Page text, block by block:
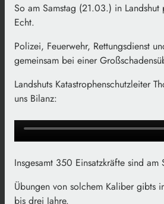
So am Samstag (21.03.) in
Echt.
Polizei, Feuerwehr, Rettungsdienst
gemeinsam bei einer
Landshuts Katastrophenschutzleiter
uns Bilanz:
Insgesamt 350 Einsatzkräfte sind am
Übungen von solchem Kaliber gibts
bis drei Jahre.